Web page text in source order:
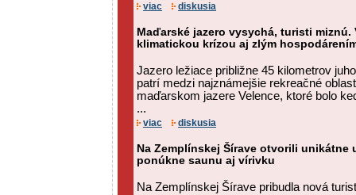
viac diskusia
Maďarské jazero vysychá, turisti miznú.
klimatickou krízou aj zlým
Jazero ležiace približne 45 kilometrov
patrí medzi najznámejšie rekreačné
maďarskom jazere Velence, ktoré bolo
...
viac diskusia
Na Zemplínskej Šírave otvorili unikátne
ponúkne saunu aj vírivku
Na Zemplínskej Šírave pribudla nová